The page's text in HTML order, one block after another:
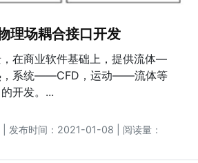
理场耦合接口开发
在商业软件基础上，提供流体—
系统——CFD，运动——流体等
开发。...
| 发布时间：2021-01-08 | 阅读量：